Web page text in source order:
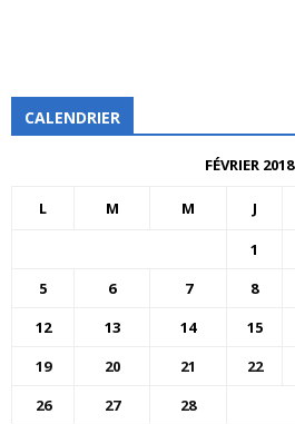
CALENDRIER
FÉVRIER 2018
L M M J
1
5
6 7 8
12
13 14 15
19
20 21 22
26
27
28